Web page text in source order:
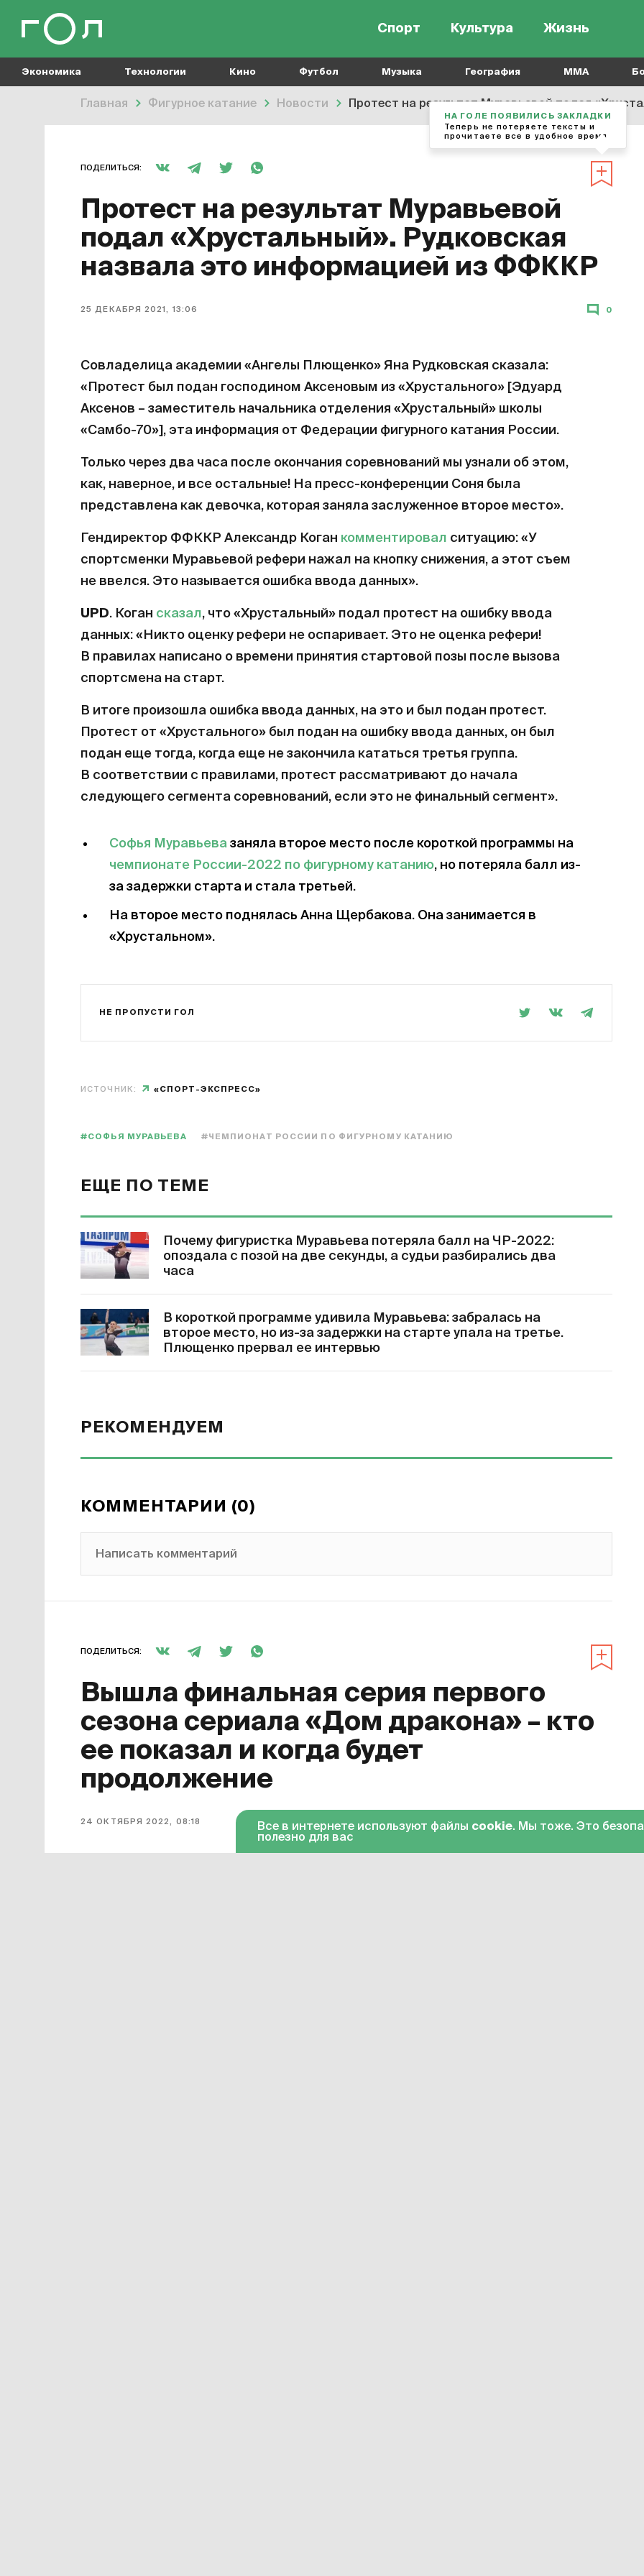
Спорт Культура Жизнь
Экономика Технологии Кино Футбол Музыка География MMA
Главная Фигурное катание Новости Протест на результат Муравьевой подал
ПОДЕЛИТЬСЯ:
Протест на результат Муравьевой
подал «Хрустальный». Рудковская
назвала это информацией из ФФККР
25 ДЕКАБРЯ 2021, 13:06 0
Совладелица академии «Ангелы Плющенко» Яна Рудковская сказала:
«Протест был подан господином Аксеновым из «Хрустального» [Эдуард
Аксенов – заместитель начальника отделения «Хрустальный» школы
«Самбо-70»], эта информация от Федерации фигурного катания России.
Только через два часа после окончания соревнований мы узнали об этом,
как, наверное, и все остальные! На пресс-конференции Соня была
представлена как девочка, которая заняла заслуженное второе место».
Гендиректор ФФККР Александр Коган комментировал ситуацию: «У
спортсменки Муравьевой рефери нажал на кнопку снижения, а этот съем
не ввелся. Это называется ошибка ввода данных».
UPD. Коган сказал, что «Хрустальный» подал протест на ошибку ввода
данных: «Никто оценку рефери не оспаривает. Это не оценка рефери!
В правилах написано о времени принятия стартовой позы после вызова
спортсмена на старт.
В итоге произошла ошибка ввода данных, на это и был подан протест.
Протест от «Хрустального» был подан на ошибку ввода данных, он был
подан еще тогда, когда еще не закончила кататься третья группа.
В соответствии с правилами, протест рассматривают до начала
следующего сегмента соревнований, если это не финальный сегмент».
Софья Муравьева заняла второе место после короткой программы на
чемпионате России-2022 по фигурному катанию, но потеряла балл из-
за задержки старта и стала третьей.
На второе место поднялась Анна Щербакова. Она занимается в
«Хрустальном».
НЕ ПРОПУСТИ ГОЛ
ИСТОЧНИК: «СПОРТ-ЭКСПРЕСС»
#СОФЬЯ МУРАВЬЕВА #ЧЕМПИОНАТ РОССИИ ПО ФИГУРНОМУ КАТАНИЮ
ЕЩЕ ПО ТЕМЕ
Почему фигуристка Муравьева потеряла балл на ЧР-2022:
опоздала с позой на две секунды, а судьи разбирались два
часа
В короткой программе удивила Муравьева: забралась на
второе место, но из-за задержки на старте упала на третье.
Плющенко прервал ее интервью
РЕКОМЕНДУЕМ
КОММЕНТАРИИ (0)
Написать комментарий
ПОДЕЛИТЬСЯ:
Вышла финальная серия первого
сезона сериала «Дом дракона» – кто
ее показал и когда будет
продолжение
24 ОКТЯБРЯ 2022, 08:18 0
Все в интернете используют файлы cookie. Мы тоже. Это
полезно для вас
НА ГОЛЕ ПОЯВИЛИСЬ ЗАКЛАДКИ
Теперь не потеряете тексты и
прочитаете все в удобное время